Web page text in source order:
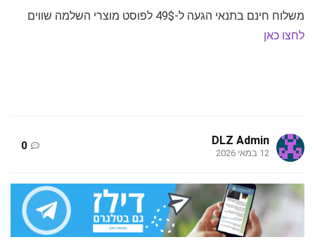
משלוח חינם בתנאי הגעה ל-49$ לפוסט מוצרי השלמה שווים
לחצו כאן
DLZ Admin
12 במאי 2026
0